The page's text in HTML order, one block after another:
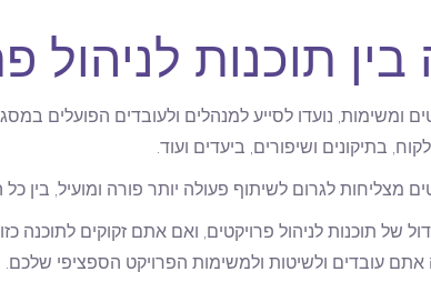
תוכנות לניהול
ומשימות, נועדו לסייע למנהלים ולעובדים הפועלים
בתיקונים ושיפורים, ביעדים ועוד.
מצליחות לגרום לשיתוף פעולה יותר פורה ומועיל, בין
של תוכנות לניהול פרויקטים, ואם אתם זקוקים
אתם עובדים ולשיטות ולמשימות הפרויקט הספציפי שלכם.